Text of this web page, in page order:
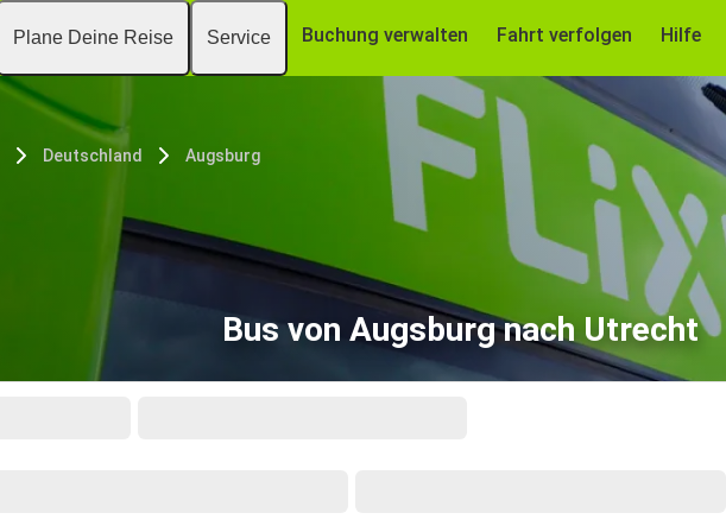
Plane Deine Reise Service Buchung verwalten Fahrt verfolgen Hilfe
Deutschland Augsburg
Bus von Augsburg nach Utrecht